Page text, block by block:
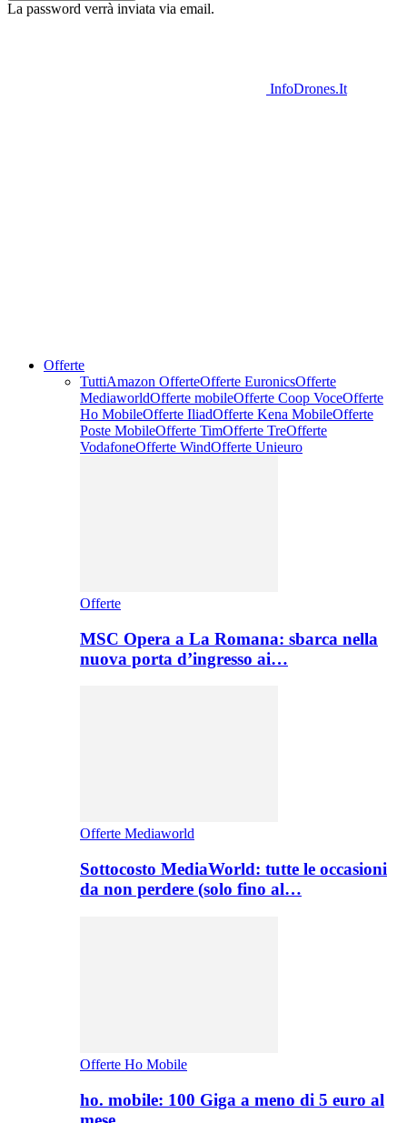
La password verrà inviata via email.
InfoDrones.It
Offerte
TuttiAmazon OfferteOfferte EuronicsOfferte
MediaworldOfferte mobileOfferte Coop VoceOfferte
Ho MobileOfferte IliadOfferte Kena MobileOfferte
Poste MobileOfferte TimOfferte TreOfferte
VodafoneOfferte WindOfferte Unieuro
Offerte
MSC Opera a La Romana: sbarca nella
nuova porta d’ingresso ai…
Offerte Mediaworld
Sottocosto MediaWorld: tutte le occasioni
da non perdere (solo fino al…
Offerte Ho Mobile
ho. mobile: 100 Giga a meno di 5 euro al